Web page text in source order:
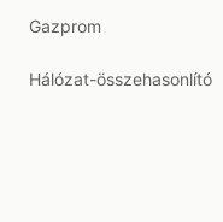
Gazprom
Hálózat-összehasonlító